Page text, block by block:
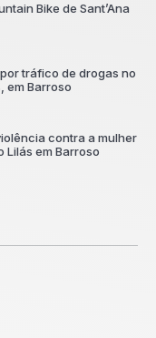
Bike de Sant’Ana
tráfico de drogas no
em Barroso
contra a mulher
Lilás em Barroso